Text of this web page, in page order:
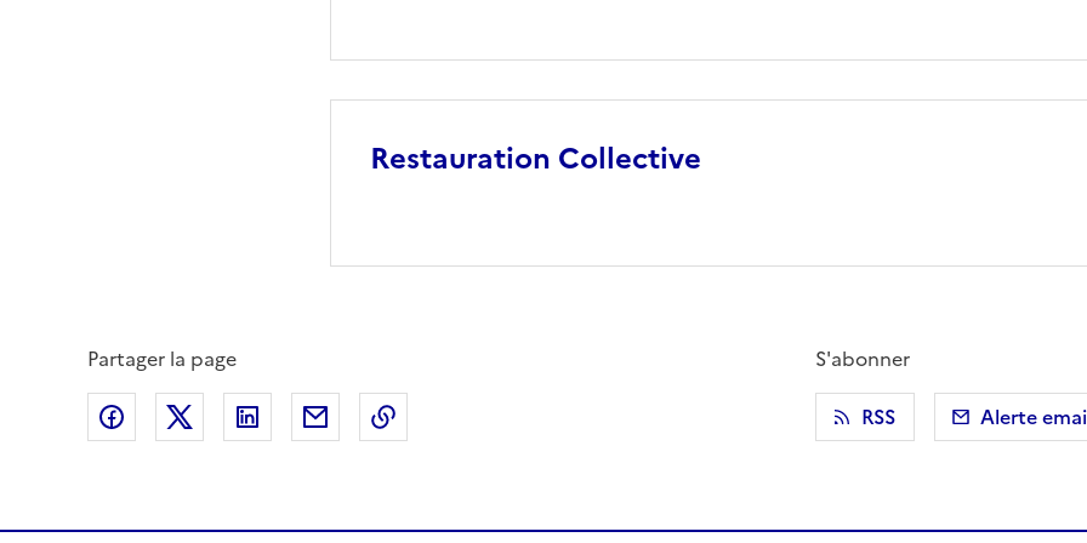
Restauration Collective
Partager la page
Partager sur Facebook
Partager sur X (anciennement Twitter)
Partager sur LinkedIn
Partager par email
S'abonner
RSS
Alerte